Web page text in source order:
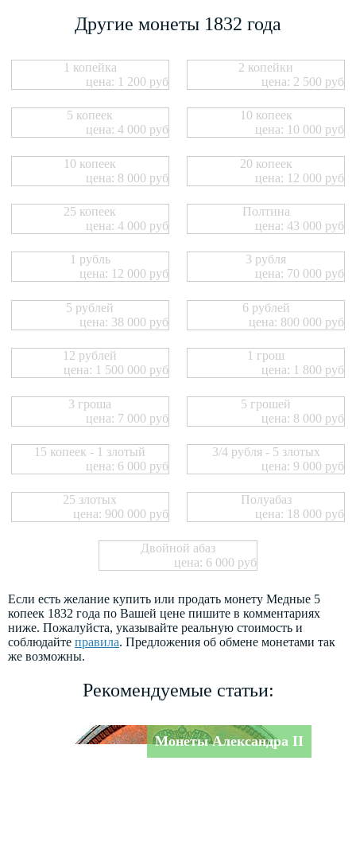
Другие монеты 1832 года
1 копейка
цена: 1 200 руб
2 копейки
цена: 2 500 руб
5 копеек
цена: 4 000 руб
10 копеек
цена: 10 000 руб
10 копеек
цена: 8 000 руб
20 копеек
цена: 12 000 руб
25 копеек
цена: 4 000 руб
Полтина
цена: 43 000 руб
1 рубль
цена: 12 000 руб
3 рубля
цена: 70 000 руб
5 рублей
цена: 38 000 руб
6 рублей
цена: 800 000 руб
12 рублей
цена: 1 500 000 руб
1 грош
цена: 1 800 руб
3 гроша
цена: 7 000 руб
5 грошей
цена: 8 000 руб
15 копеек - 1 злотый
цена: 6 000 руб
3/4 рубля - 5 злотых
цена: 9 000 руб
25 злотых
цена: 900 000 руб
Полуабаз
цена: 18 000 руб
Двойной абаз
цена: 6 000 руб
Если есть желание купить или продать монету Медные 5
копеек 1832 года по Вашей цене пишите в комментариях
ниже. Пожалуйста, указывайте реальную стоимость и
соблюдайте правила. Предложения об обмене монетами так
же возможны.
Рекомендуемые статьи:
Монеты Александра II